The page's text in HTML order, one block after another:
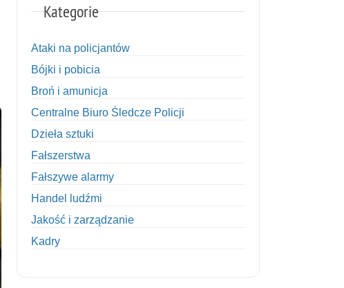
Kategorie
Ataki na policjantów
Bójki i pobicia
Broń i amunicja
Centralne Biuro Śledcze Policji
Dzieła sztuki
Fałszerstwa
Fałszywe alarmy
Handel ludźmi
Jakość i zarządzanie
Kadry